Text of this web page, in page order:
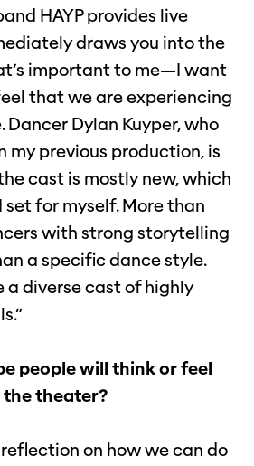
HAYP provides live
draws you into the
important to me—I want
that we are experiencing
Dancer Dylan Kuyper, who
my previous production, is
cast is mostly new, which
for myself. More than
with strong storytelling
a specific dance style.
a diverse cast of highly
people will think or feel
theater?
on how we can do